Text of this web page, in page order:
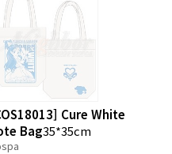
Cure White
Bag35*35cm